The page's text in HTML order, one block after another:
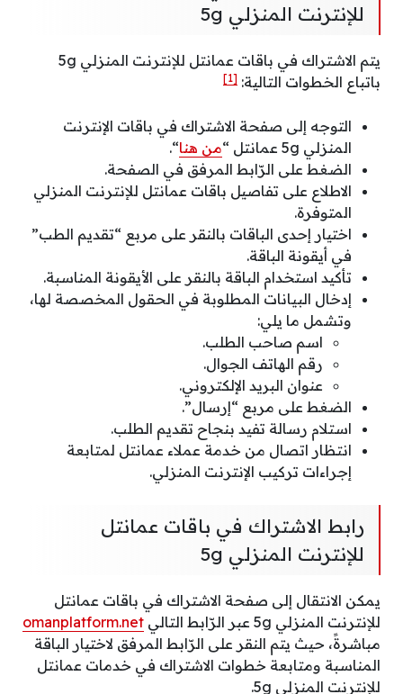
للإنترنت المنزلي 5g
يتم الاشتراك في باقات عمانتل للإنترنت المنزلي 5g
باتباع الخطوات التالية: [1]
التوجه إلى صفحة الاشتراك في باقات الإنترنت
المنزلي 5g عمانتل “
من هنا“.
الضغط على الرّابط المرفق في الصفحة.
الاطلاع على تفاصيل باقات عمانتل للإنترنت المنزلي
المتوفرة.
اختيار إحدى الباقات بالنقر على مربع “تقديم الطب”
في أيقونة الباقة.
تأكيد استخدام الباقة بالنقر على الأيقونة المناسبة.
إدخال البيانات المطلوبة في الحقول المخصصة لها،
وتشمل ما يلي:
اسم صاحب الطلب.
رقم الهاتف الجوال.
عنوان البريد الإلكتروني.
الضغط على مربع “إرسال”.
استلام رسالة تفيد بنجاح تقديم الطلب.
انتظار اتصال من خدمة عملاء عمانتل لمتابعة
إجراءات تركيب الإنترنت المنزلي.
رابط الاشتراك في باقات عمانتل
للإنترنت المنزلي 5g
يمكن الانتقال إلى صفحة الاشتراك في باقات عمانتل
للإنترنت المنزلي 5g عبر الرّابط التالي
omanplatform.net
مباشرةً، حيث يتم النقر على الرّابط المرفق لاختيار الباقة
المناسبة ومتابعة خطوات الاشتراك في خدمات عمانتل
للإنترنت المنزلي 5g.